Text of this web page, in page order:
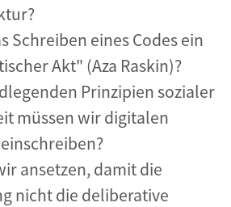
Schreiben eines Codes ein
Akt" (Aza Raskin)?
Prinzipien sozialer
müssen wir digitalen
ansetzen, damit die
nicht die deliberative